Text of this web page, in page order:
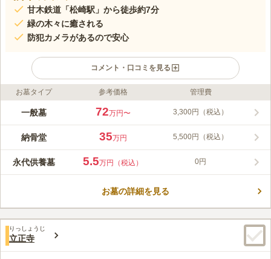
甘木鉄道「松崎駅」から徒歩約7分
緑の木々に癒される
防犯カメラがあるので安心
コメント・口コミを見る
ライフドット編集部のコメント
小郡霊園は区画数が380区画あるコンパクトな霊園で、開放感が
の信仰を大切に眠ることができます。一般墓地には和風洋風さま
ざまな墓石が並び、モダンな雰囲気のカラフルなお墓を建てられ
岸供養も執り行われています。管理事務所も完備していて、休憩
所や水汲み場などの施設も充実しているのも魅力です。
お墓タイプ 参考価格 管理費
一般墓 72万円〜 3,300円（税込）
納骨堂 35万円 5,500円（税込）
永代供養墓 5.5万円（税込） 0円
お墓の詳細を見る
りっしょうじ
立正寺